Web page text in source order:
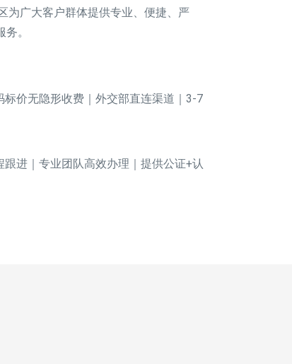
为广大客户群体提供专业、便捷、严
。
标价无隐形收费｜外交部直连渠道｜3-7
跟进｜专业团队高效办理｜提供公证+认